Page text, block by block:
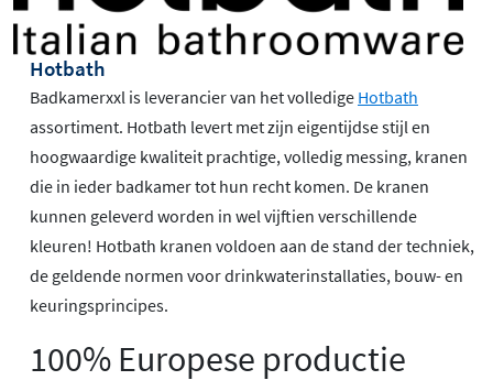
Hotbath
Badkamerxxl is leverancier van het volledige Hotbath
assortiment. Hotbath levert met zijn eigentijdse stijl en
hoogwaardige kwaliteit prachtige, volledig messing, kranen
die in ieder badkamer tot hun recht komen. De kranen
kunnen geleverd worden in wel vijftien verschillende
kleuren! Hotbath kranen voldoen aan de stand der techniek,
de geldende normen voor drinkwaterinstallaties, bouw- en
keuringsprincipes.
100% Europese productie